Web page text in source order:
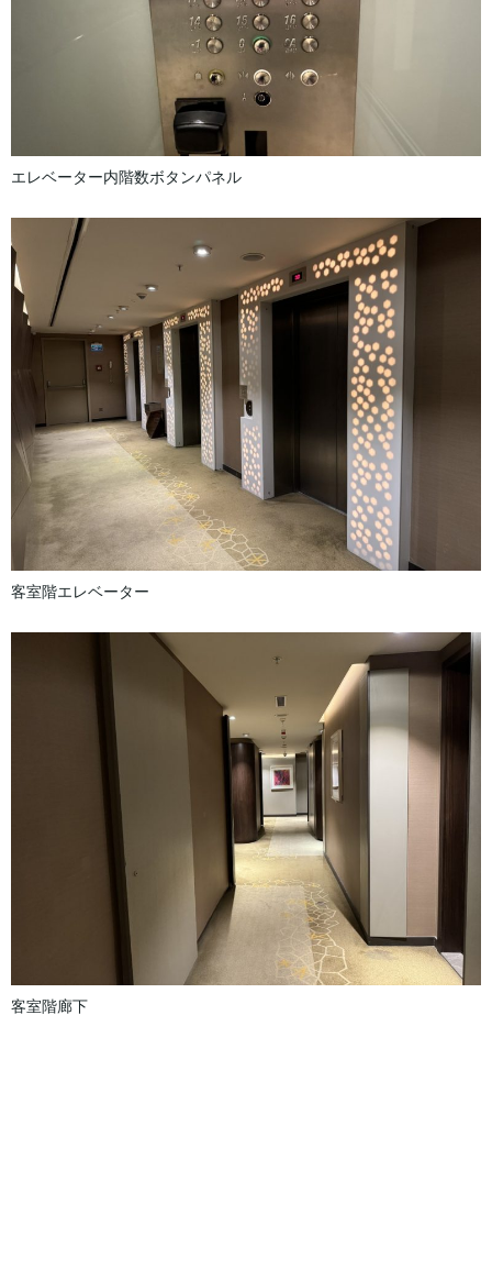
エレベーター内階数ボタンパネル
客室階エレベーター
客室階廊下